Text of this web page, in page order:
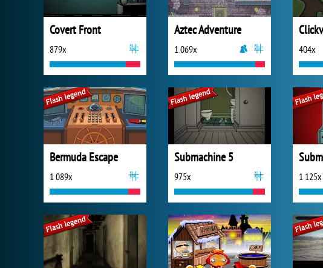
Covert Front
879x
Aztec Adventure
1 069x 404x
Bermuda Escape
1 089x
Submachine 5
975x 1 125x